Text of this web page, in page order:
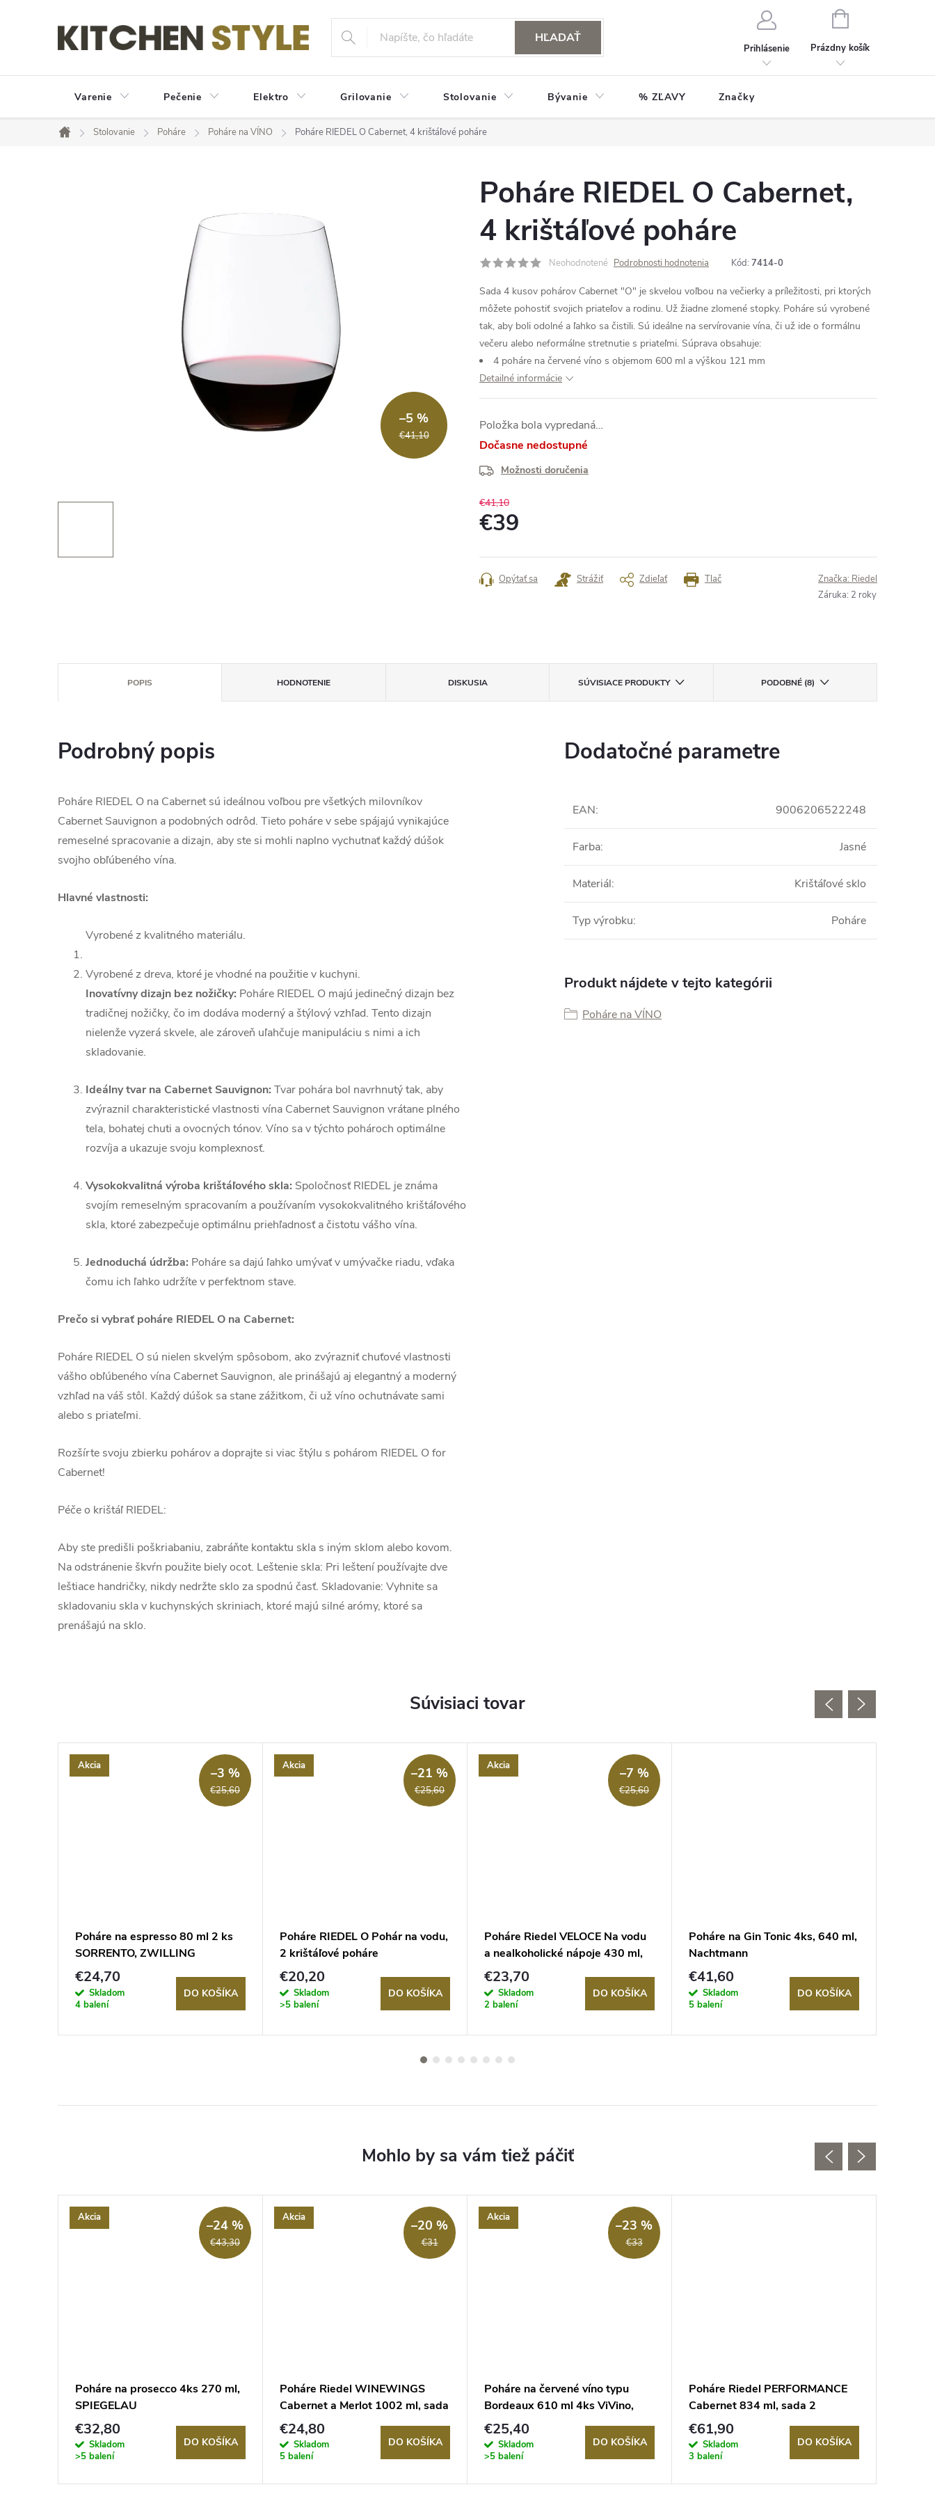
HĽADAŤ
Prihlásenie
NÁKUPNÝ
Prázdny košík
Varenie Pečenie Elektro Grilovanie Stolovanie Bývanie % ZĽAVY Značky
Domov
Stolovanie Poháre Poháre na VÍNO Poháre RIEDEL O Cabernet, 4 krištáľové poháre
€41,10
–5 %
Poháre RIEDEL O Cabernet,
4 krištáľové poháre
Neohodnotené Podrobnosti hodnotenia Kód: 7414-0
Sada 4 kusov pohárov Cabernet "O" je skvelou voľbou na večierky a príležitosti, pri ktorých
môžete pohostiť svojich priateľov a rodinu. Už žiadne zlomené stopky. Poháre sú vyrobené
tak, aby boli odolné a ľahko sa čistili. Sú ideálne na servírovanie vína, či už ide o formálnu
večeru alebo neformálne stretnutie s priateľmi. Súprava obsahuje:
4 poháre na červené víno s objemom 600 ml a výškou 121 mm
Detailné informácie
Položka bola vypredaná…
Dočasne nedostupné
Možnosti doručenia
€41,10
€39
cena:
Tlač
Opýtať sa Strážiť Zdieľať Značka: Riedel
Záruka: 2 roky
POPIS HODNOTENIE DISKUSIA SÚVISIACE PRODUKTY PODOBNÉ (8)
Podrobný popis
Poháre RIEDEL O na Cabernet sú ideálnou voľbou pre všetkých milovníkov
Cabernet Sauvignon a podobných odrôd. Tieto poháre v sebe spájajú vynikajúce
remeselné spracovanie a dizajn, aby ste si mohli naplno vychutnať každý dúšok
svojho obľúbeného vína.
Hlavné vlastnosti:
Vyrobené z kvalitného materiálu.
Vyrobené z dreva, ktoré je vhodné na použitie v kuchyni.
Inovatívny dizajn bez nožičky: Poháre RIEDEL O majú jedinečný dizajn bez
tradičnej nožičky, čo im dodáva moderný a štýlový vzhľad. Tento dizajn
nielenže vyzerá skvele, ale zároveň uľahčuje manipuláciu s nimi a ich
skladovanie.
Ideálny tvar na Cabernet Sauvignon: Tvar pohára bol navrhnutý tak, aby
zvýraznil charakteristické vlastnosti vína Cabernet Sauvignon vrátane plného
tela, bohatej chuti a ovocných tónov. Víno sa v týchto pohároch optimálne
rozvíja a ukazuje svoju komplexnosť.
Vysokokvalitná výroba krištáľového skla: Spoločnosť RIEDEL je známa
svojím remeselným spracovaním a používaním vysokokvalitného krištáľového
skla, ktoré zabezpečuje optimálnu priehľadnosť a čistotu vášho vína.
Jednoduchá údržba: Poháre sa dajú ľahko umývať v umývačke riadu, vďaka
čomu ich ľahko udržíte v perfektnom stave.
Prečo si vybrať poháre RIEDEL O na Cabernet:
Poháre RIEDEL O sú nielen skvelým spôsobom, ako zvýrazniť chuťové vlastnosti
vášho obľúbeného vína Cabernet Sauvignon, ale prinášajú aj elegantný a moderný
vzhľad na váš stôl. Každý dúšok sa stane zážitkom, či už víno ochutnávate sami
alebo s priateľmi.
Rozšírte svoju zbierku pohárov a doprajte si viac štýlu s pohárom RIEDEL O for
Cabernet!
Péče o krištáľ RIEDEL:
Aby ste predišli poškriabaniu, zabráňte kontaktu skla s iným sklom alebo kovom.
Na odstránenie škvŕn použite biely ocot. Leštenie skla: Pri leštení používajte dve
leštiace handričky, nikdy nedržte sklo za spodnú časť. Skladovanie: Vyhnite sa
skladovaniu skla v kuchynských skriniach, ktoré majú silné arómy, ktoré sa
prenášajú na sklo.
Dodatočné parametre
EAN: 9006206522248
Farba: Jasné
Materiál: Krištáľové sklo
Typ výrobku: Poháre
Produkt nájdete v tejto kategórii
Poháre na VÍNO
Súvisiaci tovar
Akcia
€25,60
–3 %
Poháre na espresso 80 ml 2 ks
SORRENTO, ZWILLING
€24,70
Skladom
4 balení
DO KOŠÍKA
Akcia
€25,60
–21 %
Poháre RIEDEL O Pohár na vodu,
2 krištáľové poháre
€20,20
Skladom
>5 balení
DO KOŠÍKA
Akcia
€25,60
–7 %
Poháre Riedel VELOCE Na vodu
a nealkoholické nápoje 430 ml,
sada 2 krištáľových pohárov
€23,70
Skladom
2 balení
DO KOŠÍKA
Poháre na Gin Tonic 4ks, 640 ml,
Nachtmann
€41,60
Skladom
5 balení
DO KOŠÍKA
Akcia
€43,30
–24 %
Poháre na prosecco 4ks 270 ml,
SPIEGELAU
€32,80
Skladom
>5 balení
DO KOŠÍKA
Akcia
€31
–20 %
Poháre Riedel WINEWINGS
Cabernet a Merlot 1002 ml, sada
1 krištáľového pohára
€24,80
Skladom
5 balení
DO KOŠÍKA
Akcia
€33
–23 %
Poháre na červené víno typu
Bordeaux 610 ml 4ks ViVino,
Nachtmann
€25,40
Skladom
>5 balení
DO KOŠÍKA
Poháre Riedel PERFORMANCE
Cabernet 834 ml, sada 2
krištáľových pohárov
€61,90
Skladom
3 balení
DO KOŠÍKA